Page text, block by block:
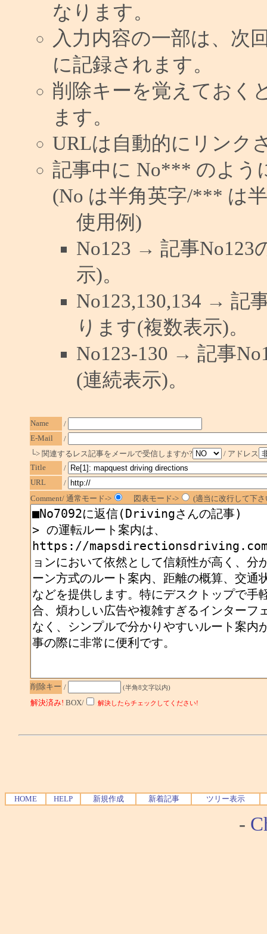
なります。
入力内容の一部は、次
に記録されます。
削除キーを覚えておく
ます。
URLは自動的にリンク
記事中に No*** のよう
(No は半角英字/*** は
使用例)
No123 → 記事No123
示)。
No123,130,134 → 記
ります(複数表示)。
No123-130 → 記事
(連続表示)。
Name
/
E-Mail
/
└> 関連するレス記事をメールで受信しますか?
/ アドレス
Title
/
URL
/
Comment/ 通常モード->
図表モード-> (適当に改行して下
削除キー / (半角8文字以内)
解決済み! BOX/ 解決したらチェックしてください!
HOME HELP 新規作成 新着記事 ツリー表示
-